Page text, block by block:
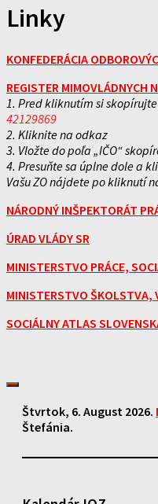
Linky
KONFEDERÁCIA
REGISTER MIMOVLÁDNYCH
1. Pred kliknutím si skopírujte
42129869
2. Kliknite na odkaz
3. Vložte do poľa „IČO“
4. Presuňte sa úplne dole a
Vašu ZO nájdete po kliknutí
NÁRODNÝ INŠPEKTORÁT
ÚRAD VLÁDY SR
MINISTERSTVO PRÁCE,
MINISTERSTVO ŠKOLSTVA,
SOCIÁLNY ATLAS
Štvrtok, 6. August 2026.
Štefánia.